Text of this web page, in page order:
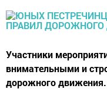
Участники
внимательными и
дорожного движения.